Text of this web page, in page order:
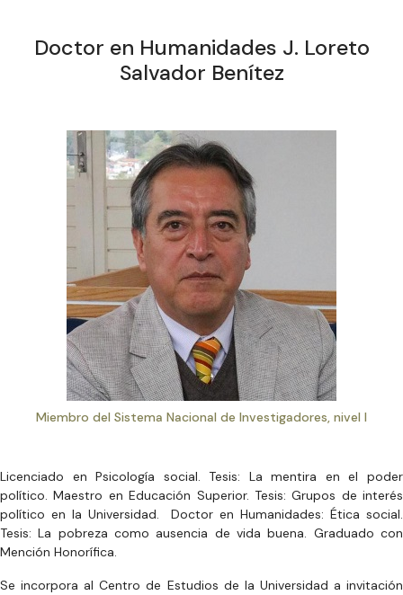
Doctor en Humanidades J. Loreto
Salvador Benítez
Miembro del Sistema Nacional de Investigadores, nivel I
Licenciado en Psicología social. Tesis: La mentira en el poder
político. Maestro en Educación Superior. Tesis: Grupos de interés
político en la Universidad. Doctor en Humanidades: Ética social.
Tesis: La pobreza como ausencia de vida buena. Graduado con
Mención Honorífica.
Se incorpora al Centro de Estudios de la Universidad a invitación